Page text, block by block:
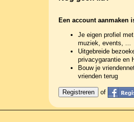
Een account aanmaken
Je eigen profiel
muziek, events, ...
Uitgebreide
privacygarantie en
Bouw je
vrienden terug
of